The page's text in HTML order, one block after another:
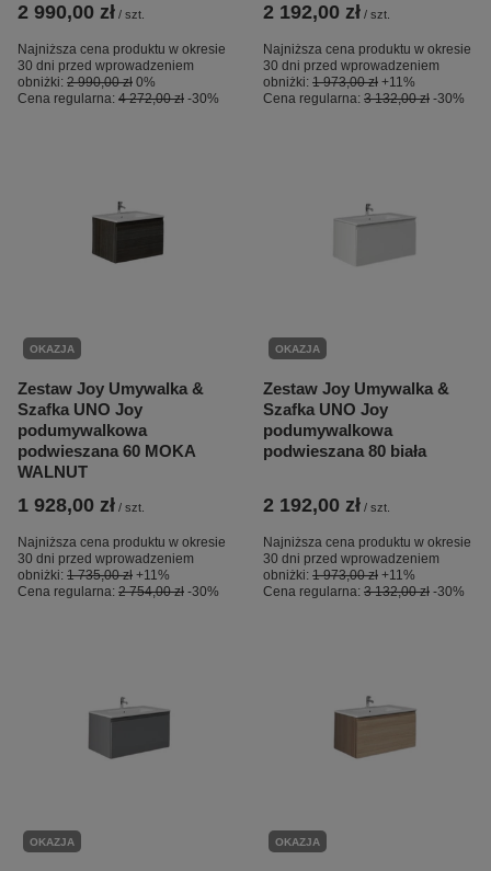
2 990,00 zł / szt.
Najniższa cena produktu w okresie
30 dni przed wprowadzeniem
obniżki: 2 990,00 zł 0%
Cena regularna: 4 272,00 zł -30%
2 192,00 zł / szt.
Najniższa cena produktu w okresie
30 dni przed wprowadzeniem
obniżki: 1 973,00 zł +11%
Cena regularna: 3 132,00 zł -30%
OKAZJA
Zestaw Joy Umywalka &
Szafka UNO Joy
podumywalkowa
podwieszana 60 MOKA
WALNUT
1 928,00 zł / szt.
Najniższa cena produktu w okresie
30 dni przed wprowadzeniem
obniżki: 1 735,00 zł +11%
Cena regularna: 2 754,00 zł -30%
OKAZJA
Zestaw Joy Umywalka &
Szafka UNO Joy
podumywalkowa
podwieszana 80 biała
2 192,00 zł / szt.
Najniższa cena produktu w okresie
30 dni przed wprowadzeniem
obniżki: 1 973,00 zł +11%
Cena regularna: 3 132,00 zł -30%
OKAZJA OKAZJA